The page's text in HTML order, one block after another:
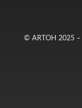
© ARTOH 2025 –